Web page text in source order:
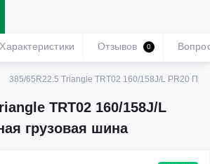
385/65R22.5 Triangle TRT02 160/158J/L PR20
TRT02 160/158J/L
грузовая шина
Характеристики Отзывов 0